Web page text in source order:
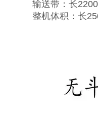
输送带：长
整机体积：长